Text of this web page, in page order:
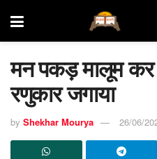
मन पकड़ मालूम कर
रणुकार जगाया
by Shekhar Mourya 26/06/